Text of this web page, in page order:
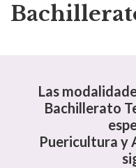
Las
Bachillerato
Puericultura y